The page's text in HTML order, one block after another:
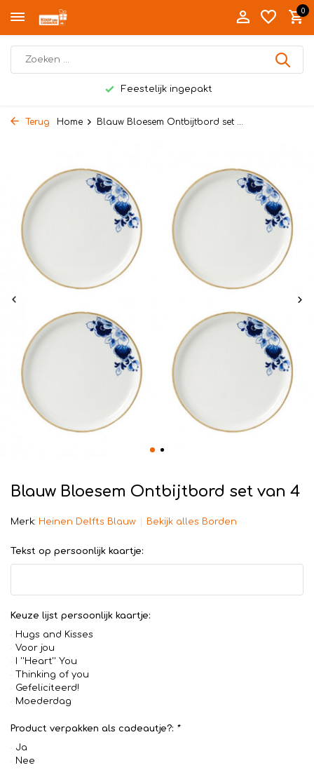
0
Feestelijk ingepakt
Terug Home Blauw Bloesem Ontbijtbord set ...
Blauw Bloesem Ontbijtbord set van 4
Merk: Heinen Delfts Blauw Bekijk alles Borden
Tekst op persoonlijk kaartje:
Keuze lijst persoonlijk kaartje:
Hugs and Kisses
Voor jou
I ''Heart'' You
Thinking of you
Gefeliciteerd!
Moederdag
Product verpakken als cadeautje?: *
Ja
Nee